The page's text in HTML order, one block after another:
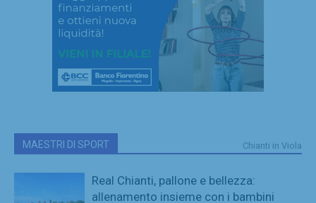
MAESTRI DI SPORT Chianti in Viola
Real Chianti, pallone e bellezza:
allenamento insieme con i bambini